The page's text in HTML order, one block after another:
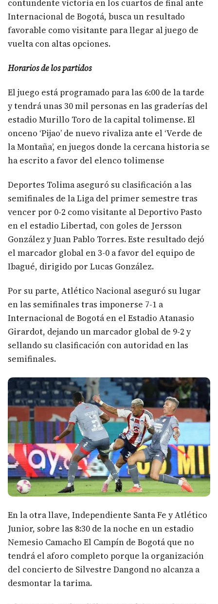
contundente victoria en los cuartos de final ante
Internacional de Bogotá, busca un resultado
favorable como visitante para llegar al juego de
vuelta con altas opciones.
Horarios de los partidos
El juego está programado para las 6:00 de la tarde
y tendrá unas 30 mil personas en las graderías del
estadio Murillo Toro de la capital tolimense. El
onceno ‘Pijao’ de nuevo rivaliza ante el ‘Verde de
la Montaña’, en juegos donde la cercana historia se
ha escrito a favor del elenco tolimense
Deportes Tolima aseguró su clasificación a las
semifinales de la Liga del primer semestre tras
vencer por 0-2 como visitante al Deportivo Pasto
en el estadio Libertad, con goles de Jersson
González y Juan Pablo Torres. Este resultado dejó
el marcador global en 3-0 a favor del equipo de
Ibagué, dirigido por Lucas González.
Por su parte, Atlético Nacional aseguró su lugar
en las semifinales tras imponerse 7-1 a
Internacional de Bogotá en el Estadio Atanasio
Girardot, dejando un marcador global de 9-2 y
sellando su clasificación con autoridad en las
semifinales.
En la otra llave, Independiente Santa Fe y Atlético
Junior, sobre las 8:30 de la noche en un estadio
Nemesio Camacho El Campín de Bogotá que no
tendrá el aforo completo porque la organización
del concierto de Silvestre Dangond no alcanza a
desmontar la tarima.